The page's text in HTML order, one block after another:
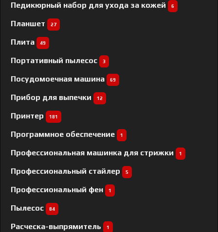
Педикюрный набор для ухода за кожей 6
Планшет 27
Плита 49
Портативный пылесос 3
Посудомоечная машина 69
Прибор для выпечки 12
Принтер 181
Программное обеспечение 1
Профессиональная машинка для стрижки 1
Профессиональный cтайлер 5
Профессиональный фен 1
Пылесос 84
Расческа-выпрямитель 1